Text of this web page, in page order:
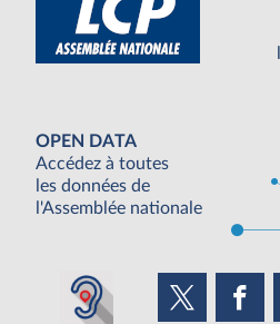
OPEN DATA
Accédez à toutes
les données de
l'Assemblée nationale